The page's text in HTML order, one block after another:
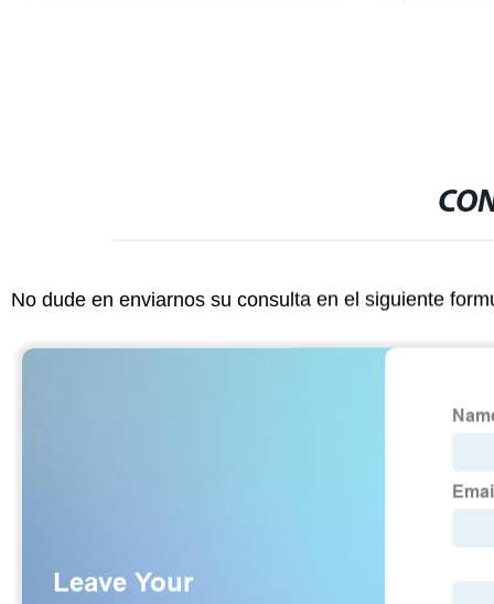
No dude en enviarnos su consulta en el siguiente